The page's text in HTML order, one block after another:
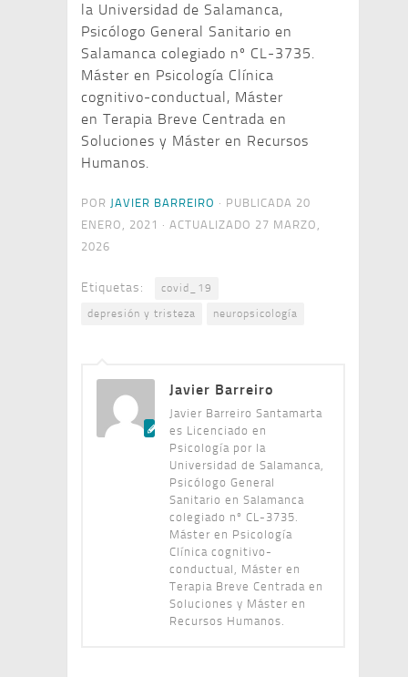
la Universidad de Salamanca,
Psicólogo General Sanitario en
Salamanca colegiado nº CL-3735.
Máster en Psicología Clínica
cognitivo-conductual, Máster
en Terapia Breve Centrada en
Soluciones y Máster en Recursos
Humanos.
POR JAVIER BARREIRO · PUBLICADA 20
ENERO, 2021 · ACTUALIZADO 27 MARZO,
2026
Etiquetas:
covid_19
depresión y tristeza
neuropsicología
Javier Barreiro
Javier Barreiro Santamarta
es Licenciado en
Psicología por la
Universidad de Salamanca,
Psicólogo General
Sanitario en Salamanca
colegiado nº CL-3735.
Máster en Psicología
Clínica cognitivo-
conductual, Máster en
Terapia Breve Centrada en
Soluciones y Máster en
Recursos Humanos.